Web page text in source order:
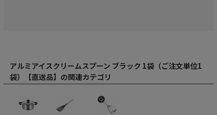
アルミアイスクリームスプーン ブラック 1袋（ご注文単位1
袋）【直送品】の関連カテゴリ